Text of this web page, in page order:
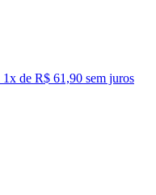
1x de R$ 61,90 sem juros